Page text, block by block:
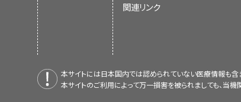
関連リンク
本サイトには日本国内では認められていない医療情報も含
本サイトのご利用によって万一損害を被られましても、当